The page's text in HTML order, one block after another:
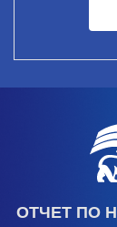
ОТЧЕТ ПО